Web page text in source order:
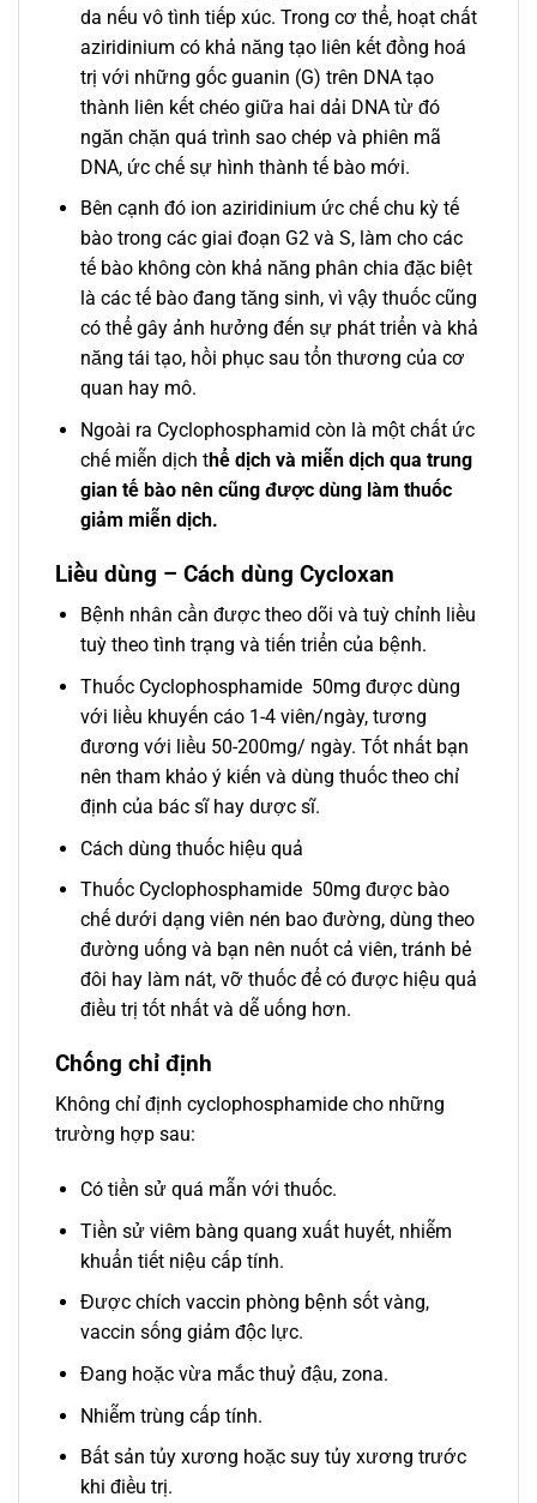
da nếu vô tình tiếp xúc. Trong cơ thể, hoạt chất
aziridinium có khả năng tạo liên kết đồng hoá
trị với những gốc guanin (G) trên DNA tạo
thành liên kết chéo giữa hai dải DNA từ đó
ngăn chặn quá trình sao chép và phiên mã
DNA, ức chế sự hình thành tế bào mới.
Bên cạnh đó ion aziridinium ức chế chu kỳ tế
bào trong các giai đoạn G2 và S, làm cho các
tế bào không còn khả năng phân chia đặc biệt
là các tế bào đang tăng sinh, vì vậy thuốc cũng
có thể gây ảnh hưởng đến sự phát triển và khả
năng tái tạo, hồi phục sau tổn thương của cơ
quan hay mô.
Ngoài ra Cyclophosphamid còn là một chất ức
chế miễn dịch thể dịch và miễn dịch qua trung
gian tế bào nên cũng được dùng làm thuốc
giảm miễn dịch.
Liều dùng – Cách dùng Cycloxan
Bệnh nhân cần được theo dõi và tuỳ chỉnh liều
tuỳ theo tình trạng và tiến triển của bệnh.
Thuốc Cyclophosphamide 50mg được dùng
với liều khuyến cáo 1-4 viên/ngày, tương
đương với liều 50-200mg/ ngày. Tốt nhất bạn
nên tham khảo ý kiến và dùng thuốc theo chỉ
định của bác sĩ hay dược sĩ.
Cách dùng thuốc hiệu quả
Thuốc Cyclophosphamide 50mg được bào
chế dưới dạng viên nén bao đường, dùng theo
đường uống và bạn nên nuốt cả viên, tránh bẻ
đôi hay làm nát, vỡ thuốc để có được hiệu quả
điều trị tốt nhất và dễ uống hơn.
Chống chỉ định
Không chỉ định cyclophosphamide cho những
trường hợp sau:
Có tiền sử quá mẫn với thuốc.
Tiền sử viêm bàng quang xuất huyết, nhiễm
khuẩn tiết niệu cấp tính.
Được chích vaccin phòng bệnh sốt vàng,
vaccin sống giảm độc lực.
Đang hoặc vừa mắc thuỷ đậu, zona.
Nhiễm trùng cấp tính.
Bất sản tủy xương hoặc suy tủy xương trước
khi điều trị.